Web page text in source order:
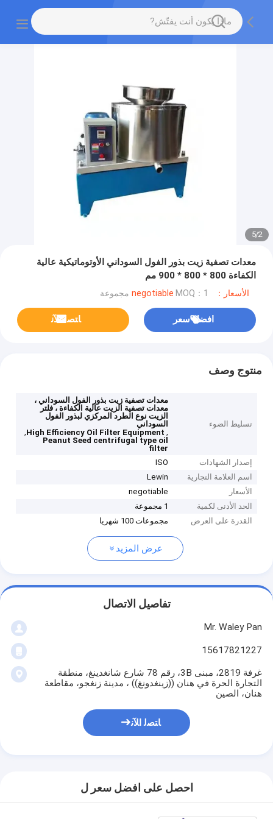
2
/
5
معدات تصفية زيت بذور الفول السوداني الأوتوماتيكية عالية
الكفاءة 800 * 800 * 900 مم
الأسعار：negotiable MOQ：1 مجموعة
افضل سعر ﺎﺘﺼﻟ ﺍﻶﻧ
منتوج وصف
تسليط الضوء
معدات تصفية زيت بذور الفول السوداني ،
معدات تصفية الزيت عالية الكفاءة ، فلتر
الزيت نوع الطرد المركزي لبذور الفول
السوداني
,
High Efficiency Oil Filter Equipment
,
Peanut Seed centrifugal type oil
filter
إصدار الشهادات
ISO
اسم العلامة التجارية
Lewin
الأسعار
negotiable
الحد الأدنى لكمية
1 مجموعة
القدرة على العرض
مجموعات 100 شهريا
عرض المزيد
تفاصيل الاتصال
Mr. Waley Pan
15617821227
غرفة 2819، مبنى 3B، رقم 78 شارع شانغدينغ، منطقة
التجارة الحرة في هنان ((زينغدونغ)) ، مدينة زنغجو، مقاطعة
هنان، الصين
ﺎﺘﺼﻟ ﺍﻶﻧ
احصل على افضل سعر ل